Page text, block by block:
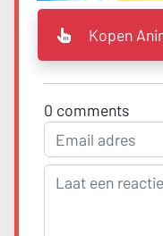
Kopen
0 comments